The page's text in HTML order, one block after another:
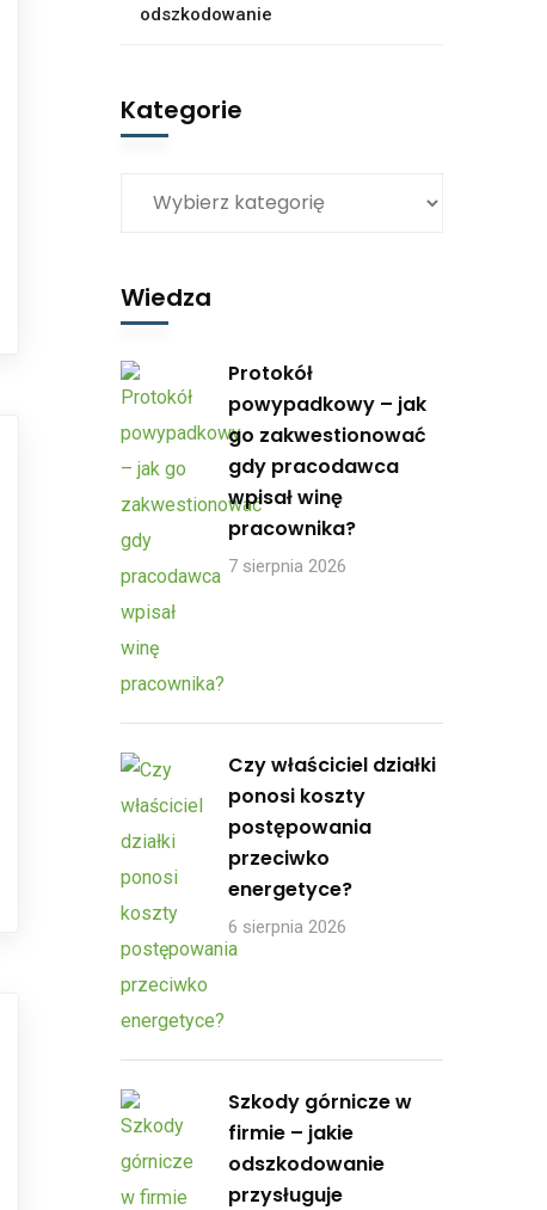
odszkodowanie
Kategorie
Wiedza
Protokół
powypadkowy – jak
go zakwestionować
gdy pracodawca
wpisał winę
pracownika?
7 sierpnia 2026
Czy właściciel działki
ponosi koszty
postępowania
przeciwko
energetyce?
6 sierpnia 2026
Szkody górnicze w
firmie – jakie
odszkodowanie
przysługuje